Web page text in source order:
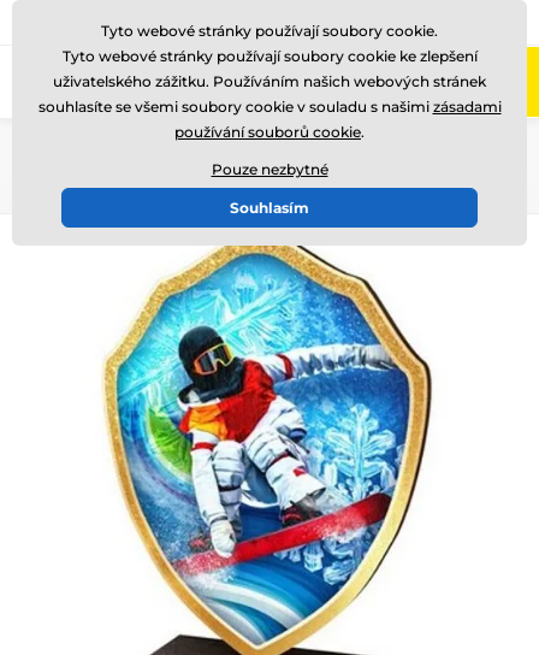
Zavolejte nám (Po-Pá 8-17)
Tyto webové stránky používají soubory cookie.
Tyto webové stránky používají soubory cookie ke zlepšení
uživatelského zážitku. Používáním našich webových stránek
souhlasíte se všemi soubory cookie v souladu s našimi zásadami
používání souborů cookie.
Pouze nezbytné
Souhlasím